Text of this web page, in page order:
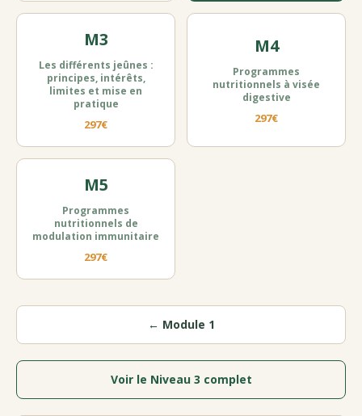
M3
Les différents jeûnes :
principes, intérêts,
limites et mise en
pratique
297€
M4
Programmes
nutritionnels à visée
digestive
297€
M5
Programmes
nutritionnels de
modulation immunitaire
297€
← Module 1
Voir le Niveau 3 complet